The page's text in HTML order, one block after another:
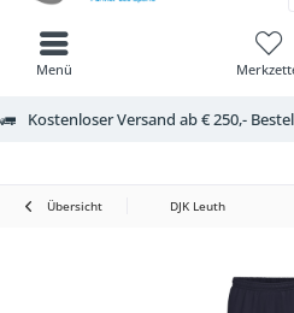
Kostenloser Versand ab € 250,-
Menü
Übersicht DJK Leuth